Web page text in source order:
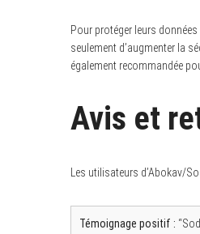
Pour protéger leurs
seulement d’augmenter la
également recommandée
Avis et
Les utilisateurs d’Abokav/
Témoignage positif :